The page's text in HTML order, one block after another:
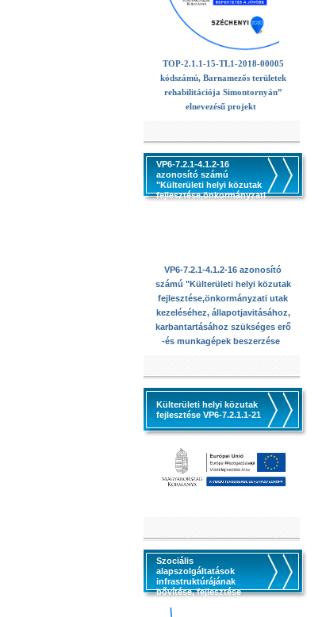
TOP-2.1.1-15-TL1-2018-00005
kódszámú, Barnamezős területek
rehabilitációja Simontornyán”
elnevezésű projekt
VP6-7.2.1-4.1.2-16
azonosító számú
"Külterületi helyi közutak
fejlesztése,önkormányzati
VP6-7.2.1-4.1.2-16 azonosító
számú "Külterületi helyi közutak
fejlesztése,önkormányzati utak
kezeléséhez, állapotjavitásához,
karbantartásához szükséges erő
-és munkagépek beszerzése
Külterületi helyi közutak
fejlesztése VP6-7.2.1.1-21
Szociális
alapszolgáltatások
infrastruktúrájának
bővítése, fejlesztése